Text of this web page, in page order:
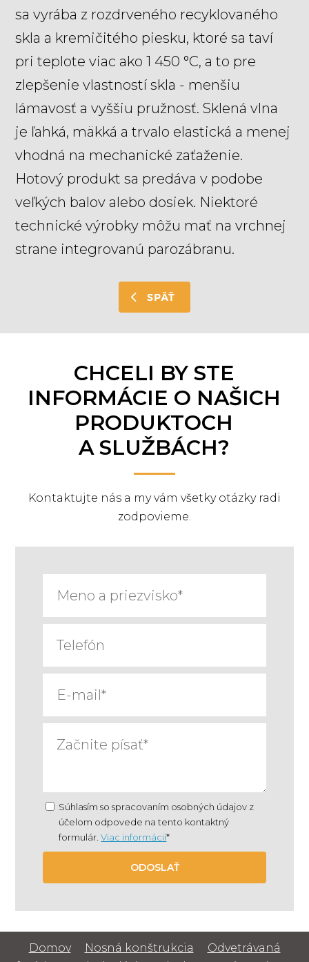
sa vyrába z rozdrveného recyklovaného
skla a kremičitého piesku, ktoré sa taví
pri teplote viac ako 1 450 °C, a to pre
zlepšenie vlastností skla - menšiu
lámavosť a vyššiu pružnosť. Sklená vlna
je ľahká, mäkká a trvalo elastická a menej
vhodná na mechanické zaťaženie.
Hotový produkt sa predáva v podobe
veľkých balov alebo dosiek. Niektoré
technické výrobky môžu mať na vrchnej
strane integrovanú parozábranu.
CHCELI BY STE
INFORMÁCIE O NAŠICH
PRODUKTOCH
A SLUŽBÁCH?
Kontaktujte nás a my vám všetky otázky radi
zodpovieme.
Súhlasím so spracovaním osobných údajov z
účelom odpovede na tento kontaktný
formulár.Viac informácií*
ODOSLAŤ
Domov Nosná konštrukcia
Odvetrávaná